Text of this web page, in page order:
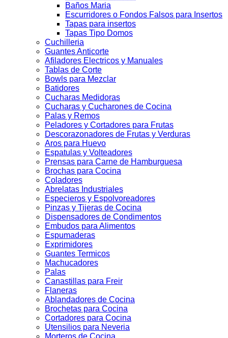
Baños Maria
Escurridores o Fondos Falsos para Insertos
Tapas para insertos
Tapas Tipo Domos
Cuchilleria
Guantes Anticorte
Afiladores Electricos y Manuales
Tablas de Corte
Bowls para Mezclar
Batidores
Cucharas Medidoras
Cucharas y Cucharones de Cocina
Palas y Remos
Peladores y Cortadores para Frutas
Descorazonadores de Frutas y Verduras
Aros para Huevo
Espatulas y Volteadores
Prensas para Carne de Hamburguesa
Brochas para Cocina
Coladores
Abrelatas Industriales
Especieros y Espolvoreadores
Pinzas y Tijeras de Cocina
Dispensadores de Condimentos
Embudos para Alimentos
Espumaderas
Exprimidores
Guantes Termicos
Machucadores
Palas
Canastillas para Freir
Flaneras
Ablandadores de Cocina
Brochetas para Cocina
Cortadores para Cocina
Utensilios para Neveria
Morteros de Cocina